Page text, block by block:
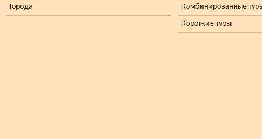
Города
Комбинированные
Короткие туры